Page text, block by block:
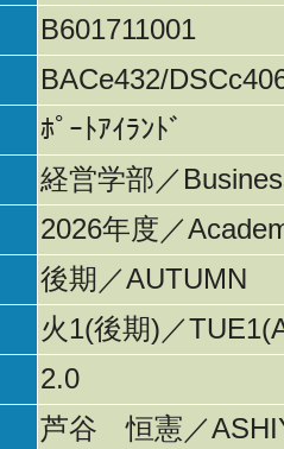
B601711001
BACe432/
ﾎﾟｰﾄｱｲﾗﾝﾄﾞ
経営学部／
2026年度／
後期／AUTUMN
火1(後期)／
2.0
芦谷 恒憲／